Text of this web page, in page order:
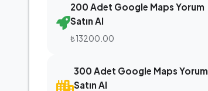
200 Adet Google Maps Yorum
Satın Al
₺13200.00
300 Adet Google Maps Yorum
Satın Al